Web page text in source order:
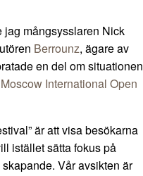
jag mångsysslaren Nick
Berrounz, ägare av
en del om situationen
Moscow International Open
är att visa besökarna
istället sätta fokus på
Vår avsikten är